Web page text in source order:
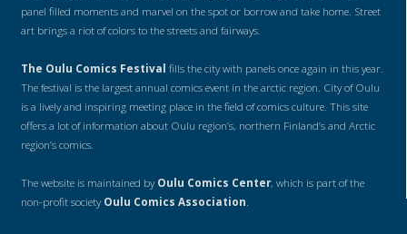
panel filled moments and marvel on the spot or borrow and take home. Street
art brings a riot of colors to the streets and fairways.
The Oulu Comics Festival fills the city with panels once again in this year.
The festival is the largest annual comics event in the arctic region. City of Oulu
is a lively and inspiring meeting place in the field of comics culture. This site
offers a lot of information about Oulu region’s, northern Finland’s and Arctic
region’s comics.
The website is maintained byOulu Comics Center, which is part of the
non-profit societyOulu Comics Association